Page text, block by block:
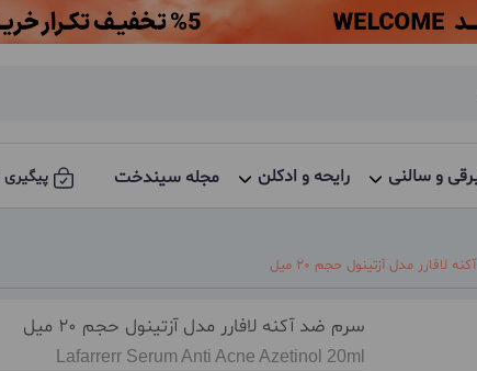
و سالنی رایحه و ادکلن مجله سیندخت
لافارر مدل آزتینول حجم 20 میل
سرم ضد آکنه لافارر مدل آزتینول حجم 20 میل
Lafarrerr Serum Anti Acne Azetinol 20ml